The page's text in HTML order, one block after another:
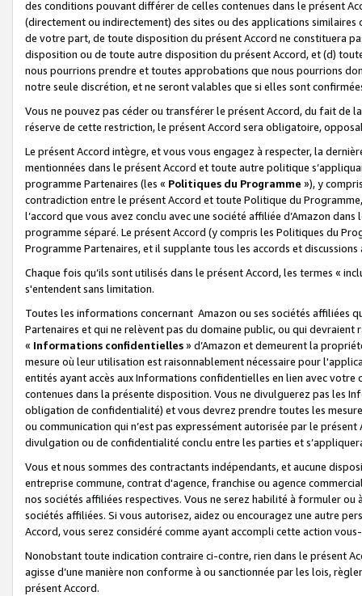
des conditions pouvant différer de celles contenues dans le présent
(directement ou indirectement) des sites ou des applications
de votre part, de toute disposition du présent Accord ne constituera
disposition ou de toute autre disposition du présent Accord, et (d)
nous pourrions prendre et toutes approbations que nous pourrions
notre seule discrétion, et ne seront valables que si elles sont
Vous ne pouvez pas céder ou transférer le présent Accord, du fait de
réserve de cette restriction, le présent Accord sera obligatoire,
Le présent Accord intègre, et vous vous engagez à respecter, la
mentionnées dans le présent Accord et toute autre politique
programme Partenaires (les « Politiques du Programme »), y
contradiction entre le présent Accord et toute Politique du
l’accord que vous avez conclu avec une société affiliée d’Amazon
programme séparé. Le présent Accord (y compris les Politiques du
Programme Partenaires, et il supplante tous les accords et discussions
Chaque fois qu’ils sont utilisés dans le présent Accord, les termes «
s'entendent sans limitation.
Toutes les informations concernant Amazon ou ses sociétés affiliées
Partenaires et qui ne relèvent pas du domaine public, ou qui
« Informations confidentielles» d’Amazon et demeurent la
mesure où leur utilisation est raisonnablement nécessaire pour
entités ayant accès aux Informations confidentielles en lien avec
contenues dans la présente disposition. Vous ne divulguerez pas les
obligation de confidentialité) et vous devrez prendre toutes les
ou communication qui n’est pas expressément autorisée par le
divulgation ou de confidentialité conclu entre les parties et
Vous et nous sommes des contractants indépendants, et aucune
entreprise commune, contrat d'agence, franchise ou agence
nos sociétés affiliées respectives. Vous ne serez habilité à formuler
sociétés affiliées. Si vous autorisez, aidez ou encouragez une autre
Accord, vous serez considéré comme ayant accompli cette action
Nonobstant toute indication contraire ci-contre, rien dans le présent
agisse d’une manière non conforme à ou sanctionnée par les lois,
présent Accord.